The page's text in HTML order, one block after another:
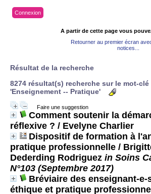
Connexion
A partir de cette page vous
Retourner au premier écran
notices...
Résultat de la recherche
8274 résultat(s) recherche sur le mot-clé
'Enseignement -- Pratique'
Faire une suggestion
Comment soutenir la
réflexive ? / Evelyne Charlier
Dispositif de formation à
pratique professionnelle /
Dederding Rodriguez in Soins
N°103 (Septembre 2017)
Bréviaire des enseignant-e-
éthique et pratique